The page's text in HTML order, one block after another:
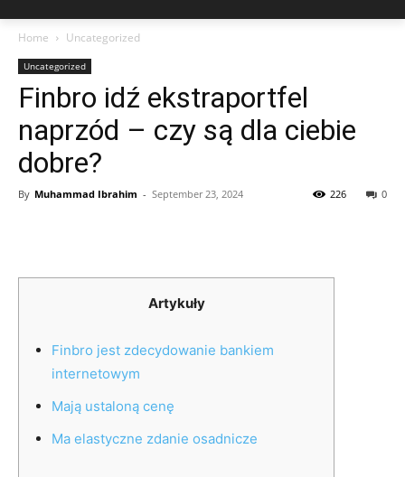
Home Uncategorized
Uncategorized
Finbro idź ekstraportfel
naprzód – czy są dla ciebie
dobre?
By Muhammad Ibrahim - September 23, 2024 0
226
Artykuły
Finbro jest zdecydowanie bankiem
internetowym
Mają ustaloną cenę
Ma elastyczne zdanie osadnicze